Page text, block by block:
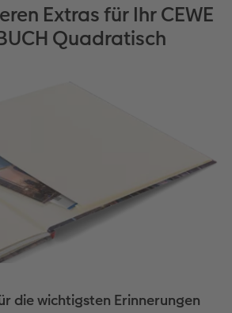
Extras für Ihr CEWE
Quadratisch
die wichtigsten Erinnerungen